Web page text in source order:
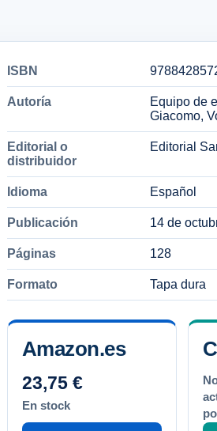
ISBN
Autoría
Equipo de
Giacomo,
Editorial o
distribuidor
Editorial
Idioma Español
Publicación 14 de
Páginas 128
Formato Tapa dura
Amazon.es
23,75 €
En stock